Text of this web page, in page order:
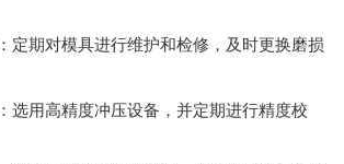
定期对模具进行维护和检修，及时更换磨损
选用高精度冲压设备，并定期进行精度校